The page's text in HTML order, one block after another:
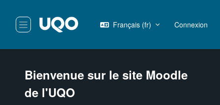
Panneau latéral
Français ‎(fr)‎ Connexion
Bienvenue sur le site Moodle
de l'UQO